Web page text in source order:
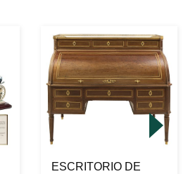
ESCRITORIO DE